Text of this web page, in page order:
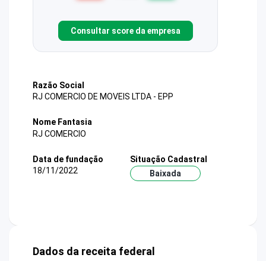
Consultar score da empresa
Razão Social
RJ COMERCIO DE MOVEIS LTDA - EPP
Nome Fantasia
RJ COMERCIO
Data de fundação
18/11/2022
Situação Cadastral
Baixada
Dados da receita federal